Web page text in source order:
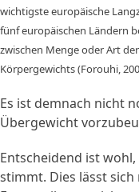
wichtigste europäische
fünf europäischen Ländern
zwischen Menge oder Art
Körpergewichts (Forouhi,
Es ist demnach nicht
Übergewicht
Entscheidend ist
stimmt. Dies lässt